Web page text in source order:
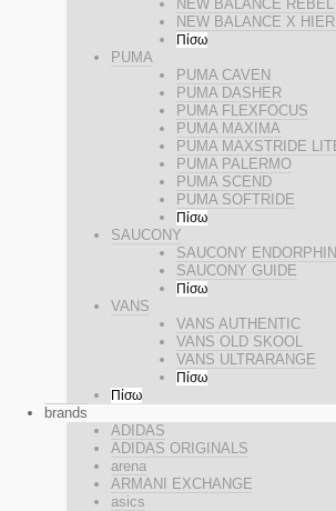
NEW BALANCE
NEW BALANCE X
Πίσω
PUMA
PUMA CAVEN
PUMA DASHER
PUMA FLEXFOCUS
PUMA MAXIMA
PUMA MAXSTRIDE
PUMA PALERMO
PUMA SCEND
PUMA SOFTRIDE
Πίσω
SAUCONY
SAUCONY
SAUCONY GUIDE
Πίσω
VANS
VANS AUTHENTIC
VANS OLD SKOOL
VANS ULTRARANGE
Πίσω
Πίσω
brands
ADIDAS
ADIDAS ORIGINALS
arena
ARMANI EXCHANGE
asics